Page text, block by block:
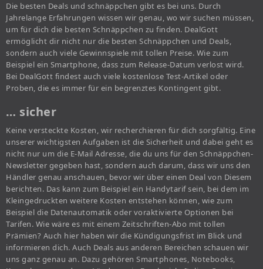
Die besten Deals und schnäppchen gibt es bei uns. Durch
Jahrelange Erfahrungen wissen wir genau, wo wir suchen müssen,
um für dich die besten Schnäppchen zu finden. DealGott
ermöglicht dir nicht nur die besten Schnäppchen und Deals,
sondern auch viele Gewinnspiele mit tollen Preise. Wie zum
Beispiel ein Smartphone, dass zum Release-Datum verlost wird.
Bei DealGott findest auch viele kostenlose Test-Artikel oder
Proben, die es immer für ein begrenztes Kontingent gibt.
… sicher
Keine versteckte Kosten, wir recherchieren für dich sorgfältig. Eine
unserer wichtigsten Aufgaben ist die Sicherheit und dabei geht es
nicht nur um die E-Mail Adresse, die du uns für den Schnäppchen-
Newsletter gegeben hast, sondern auch darum, dass wir uns den
Händler genau anschauen, bevor wir über einen Deal von Diesem
berichten. Das kann zum Beispiel ein Handytarif sein, bei dem im
Kleingedruckten weitere Kosten entstehen können, wie zum
Beispiel die Datenautomatik oder voraktivierte Optionen bei
Tarifen. Wie wäre es mit einem Zeitschriften-Abo mit tollen
Prämien? Auch hier haben wir die Kündigungsfrist im Blick und
informieren dich. Auch Deals aus anderen Bereichen schauen wir
uns ganz genau an. Dazu gehören Smartphones, Notebooks,